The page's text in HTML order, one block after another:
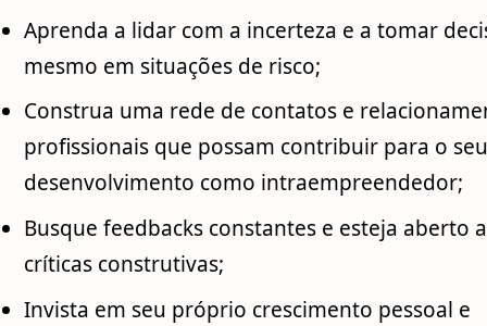
Aprenda a lidar com a incerteza e a tomar
mesmo em situações de risco;
Construa uma rede de contatos e
profissionais que possam contribuir para o seu
desenvolvimento como intraempreendedor;
Busque feedbacks constantes e esteja aberto
críticas construtivas;
Invista em seu próprio crescimento pessoal e